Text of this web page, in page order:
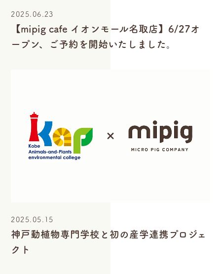
2025.06.23
【mipig cafe イオンモール名取店】6/27オ
ープン、ご予約を開始いたしました。
2025.05.15
神戸動植物専門学校と初の産学連携プロジェ
クト